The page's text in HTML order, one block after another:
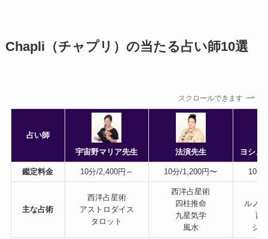
Chapli（チャプリ）の当たる占い師10選
スクロールできます
占い師
宇宙野マリア先生
法演先生 ヨシノ
鑑定料金 10分/2,400円～ 10分/1,200円〜 10分
主な占術
西洋占星術
アストロダイス
タロット
西洋占星術
四柱推命
九星気学
風水
ルノ
西
ジ